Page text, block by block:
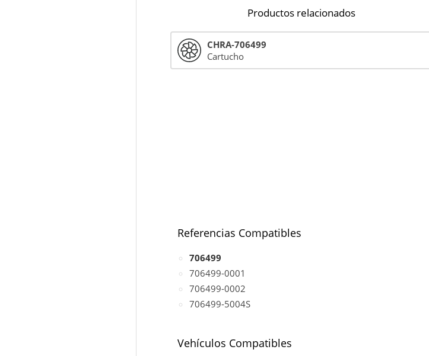
Productos relacionados
CHRA-706499
Cartucho
Referencias Compatibles
706499
706499-0001
706499-0002
706499-5004S
Vehículos Compatibles